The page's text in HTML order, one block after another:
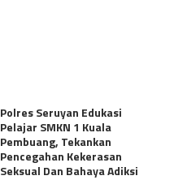
Polres Seruyan Edukasi
Pelajar SMKN 1 Kuala
Pembuang, Tekankan
Pencegahan Kekerasan
Seksual Dan Bahaya Adiksi